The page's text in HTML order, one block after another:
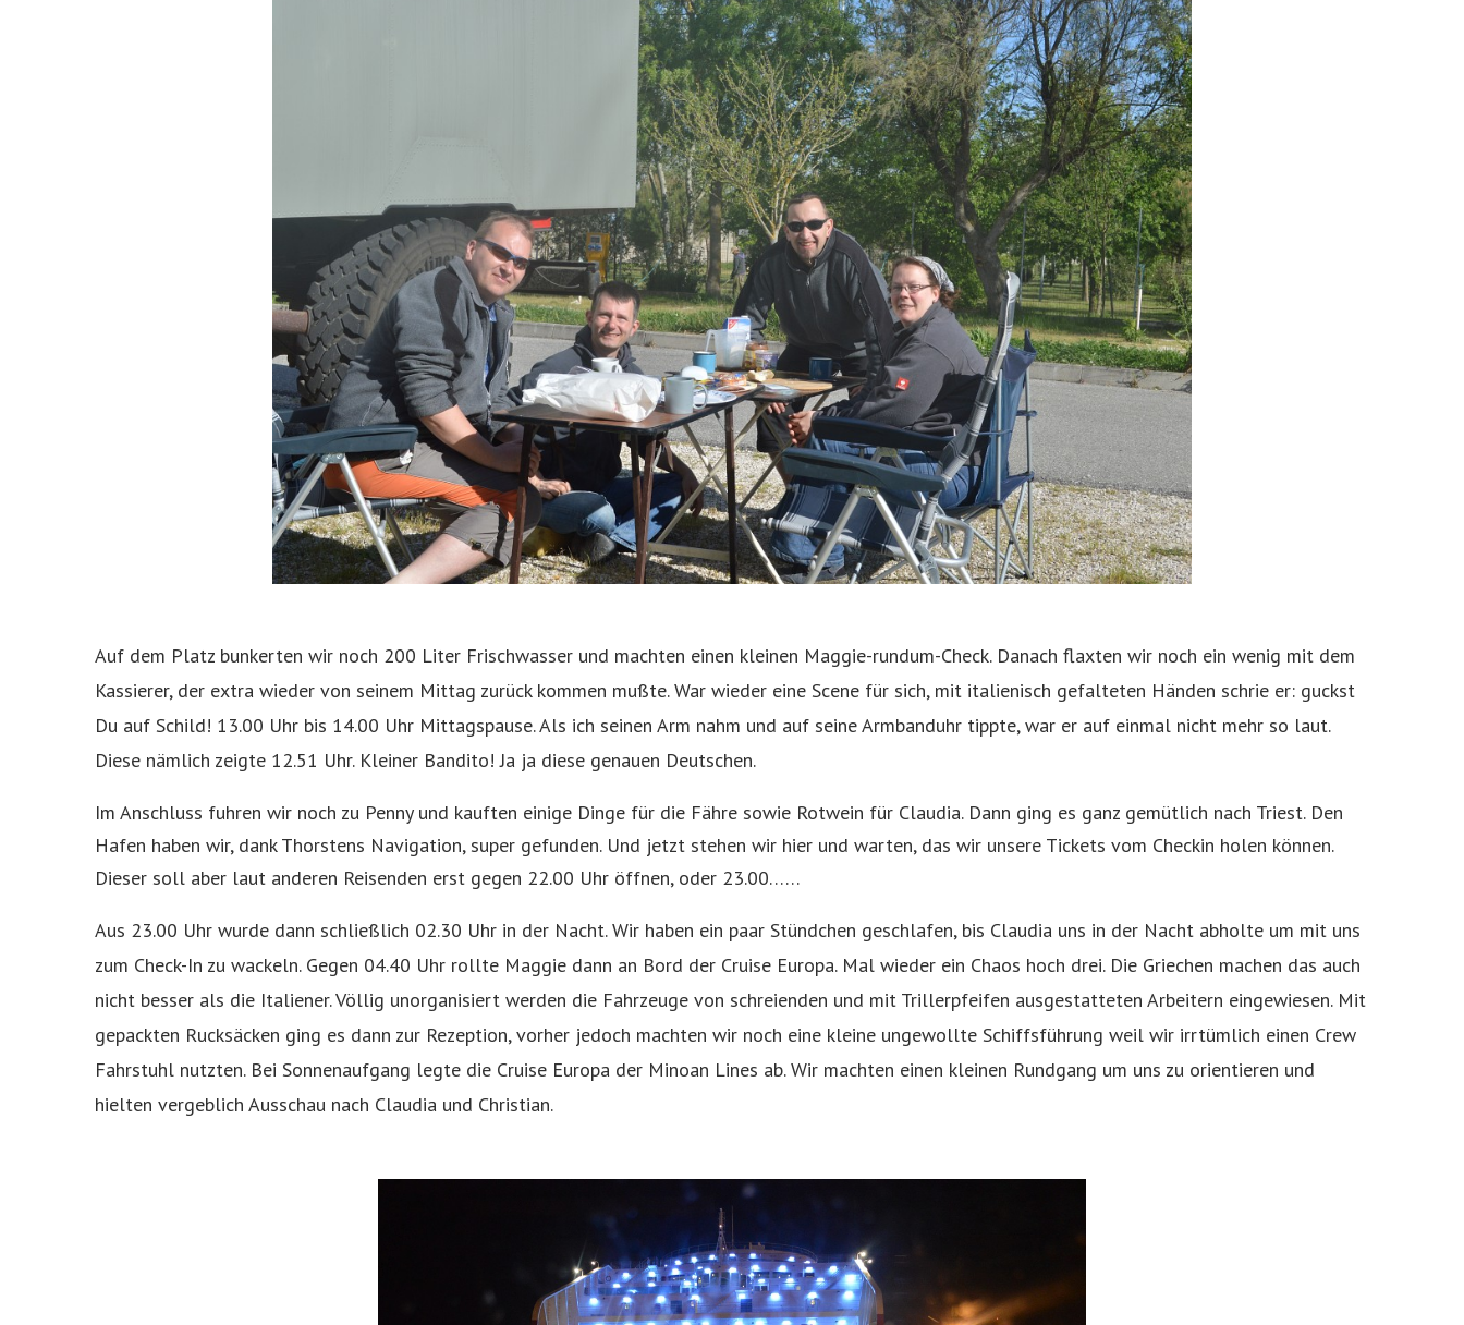
Auf dem Platz bunkerten wir noch 200 Liter Frischwasser und machten einen kleinen Maggie-rundum-Check. Danach flaxten wir noch ein wenig mit dem
Kassierer, der extra wieder von seinem Mittag zurück kommen mußte. War wieder eine Scene für sich, mit italienisch gefalteten Händen schrie er: guckst
Du auf Schild! 13.00 Uhr bis 14.00 Uhr Mittagspause. Als ich seinen Arm nahm und auf seine Armbanduhr tippte, war er auf einmal nicht mehr so laut.
Diese nämlich zeigte 12.51 Uhr. Kleiner Bandito! Ja ja diese genauen Deutschen.
Im Anschluss fuhren wir noch zu Penny und kauften einige Dinge für die Fähre sowie Rotwein für Claudia. Dann ging es ganz gemütlich nach Triest. Den
Hafen haben wir, dank Thorstens Navigation, super gefunden. Und jetzt stehen wir hier und warten, das wir unsere Tickets vom Checkin holen können.
Dieser soll aber laut anderen Reisenden erst gegen 22.00 Uhr öffnen, oder 23.00……
Aus 23.00 Uhr wurde dann schließlich 02.30 Uhr in der Nacht. Wir haben ein paar Stündchen geschlafen, bis Claudia uns in der Nacht abholte um mit uns
zum Check-In zu wackeln. Gegen 04.40 Uhr rollte Maggie dann an Bord der Cruise Europa. Mal wieder ein Chaos hoch drei. Die Griechen machen das auch
nicht besser als die Italiener. Völlig unorganisiert werden die Fahrzeuge von schreienden und mit Trillerpfeifen ausgestatteten Arbeitern eingewiesen. Mit
gepackten Rucksäcken ging es dann zur Rezeption, vorher jedoch machten wir noch eine kleine ungewollte Schiffsführung weil wir irrtümlich einen Crew
Fahrstuhl nutzten. Bei Sonnenaufgang legte die Cruise Europa der Minoan Lines ab. Wir machten einen kleinen Rundgang um uns zu orientieren und
hielten vergeblich Ausschau nach Claudia und Christian.